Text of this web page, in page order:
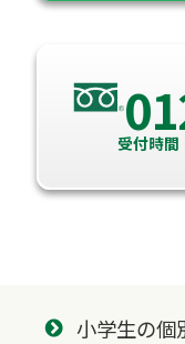
受付時
小学生の個